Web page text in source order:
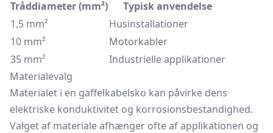
Tråddiameter (mm²)
Typisk anvendelse
1,5 mm²
Husinstallationer
10 mm²
Motorkabler
35 mm²
Industrielle applikationer
Materialevalg
Materialet i en gaffelkabelsko kan påvirke dens
elektriske konduktivitet og korrosionsbestandighed.
Valget af materiale afhænger ofte af applikationen og